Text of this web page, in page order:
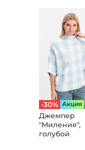
-30% Aкция
Джемпер
"Миления",
голубой